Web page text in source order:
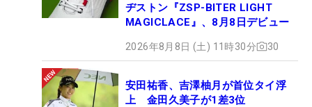
ヂストン『ZSP-BITER LIGHT
MAGICLACE』、8月8日デビュー
2026年8月8日 (土) 11時30分 30
安田祐香、吉澤柚月が首位タイ浮
上 金田久美子が1差3位